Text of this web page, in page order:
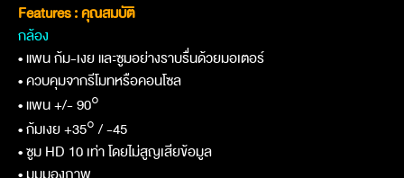
Features : คุณสมบัติ
กล้อง
• แพน ก้ม-เงย และซูมอย่างราบรื่นด้วยมอเตอร์
• ควบคุมจากรีโมทหรือคอนโซล
• แพน +/- 90°
• ก้มเงย +35° / -45
• ซูม HD 10 เท่า โดยไม่สูญเสียข้อมูล